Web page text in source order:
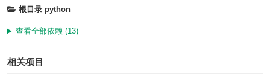
根目录python
查看全部依赖 (13)
相关项目